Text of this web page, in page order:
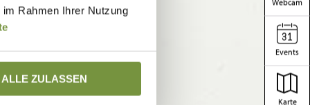
Rahmen Ihrer Nutzung
ALLE ZULASSEN
Webcam
Events
Karte